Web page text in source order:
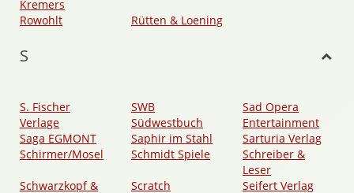
Kremers
Rowohlt
Rütten & Loening
S
S. Fischer
Verlage
SWB
Südwestbuch
Sad Opera
Entertainment
Saga EGMONT
Saphir im Stahl
Sarturia Verlag
Schirmer/Mosel
Schmidt Spiele
Schreiber &
Leser
Schwarzkopf &
Scratch Seifert Verlag